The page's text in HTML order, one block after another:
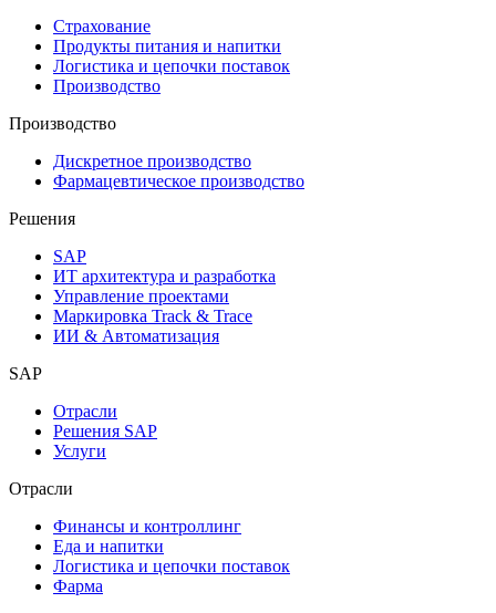
Страхование
Продукты питания и напитки
Логистика и цепочки поставок
Производство
Производство
Дискретное производство
Фармацевтическое производство
Решения
SAP
ИТ архитектура и разработка
Управление проектами
Маркировка Track & Trace
ИИ & Автоматизация
SAP
Отрасли
Решения SAP
Услуги
Отрасли
Финансы и контроллинг
Еда и напитки
Логистика и цепочки поставок
Фарма